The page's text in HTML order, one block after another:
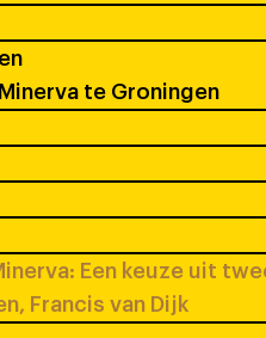
te Groningen
Een keuze uit
Francis van Dijk